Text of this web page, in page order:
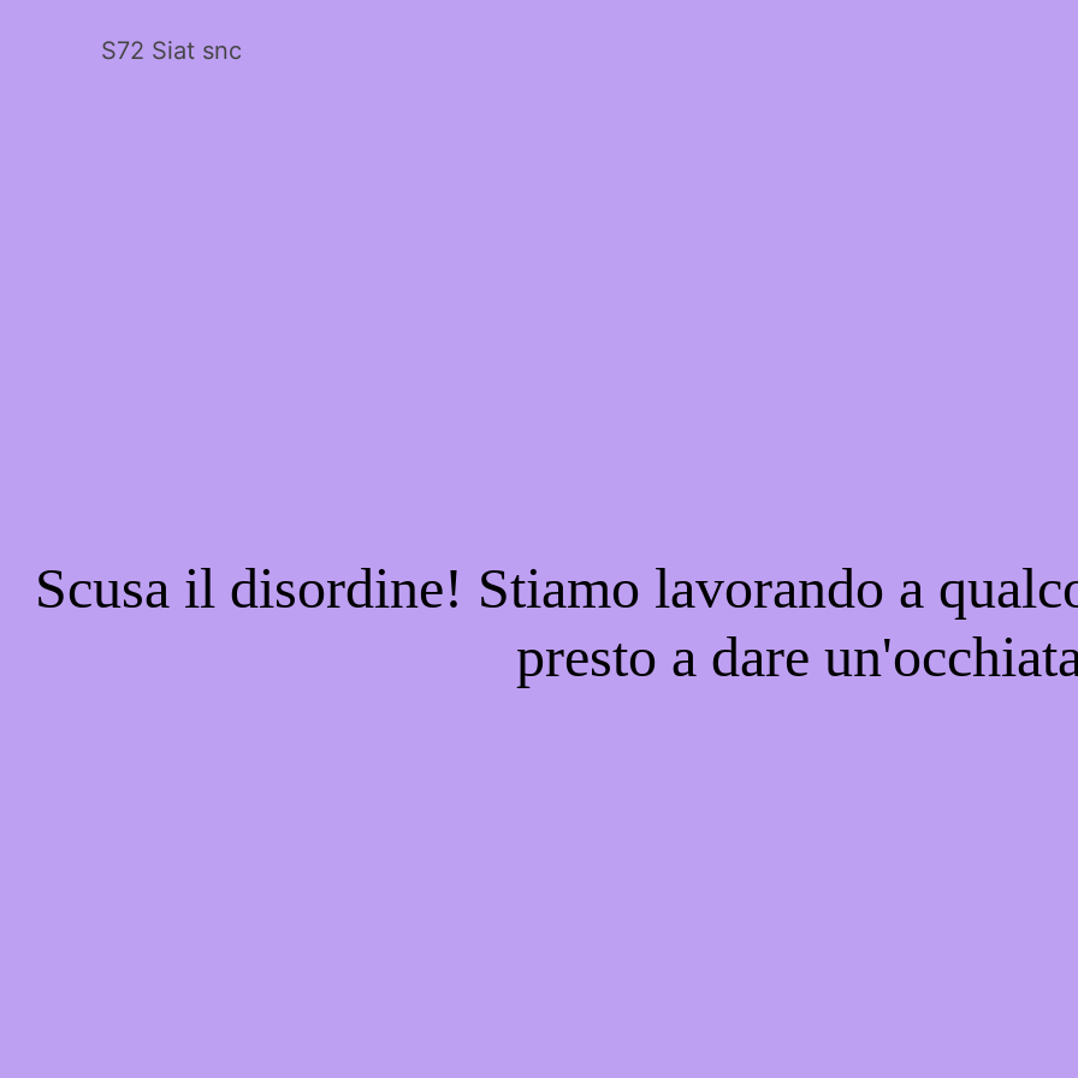
S72 Siat snc
Scusa il disordine! Stiamo lavorando a
presto a dare